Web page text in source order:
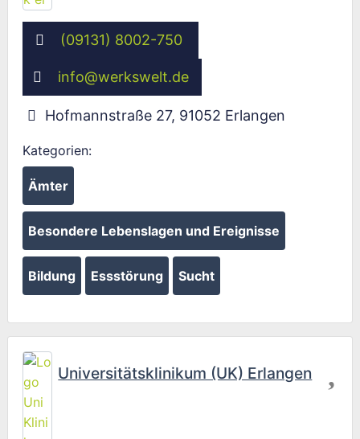
(09131) 8002-750
info@werkswelt.de
Hofmannstraße 27, 91052 Erlangen
Kategorien:
Ämter
Besondere Lebenslagen und Ereignisse
Bildung Essstörung Sucht
Universitätsklinikum (UK) Erlangen